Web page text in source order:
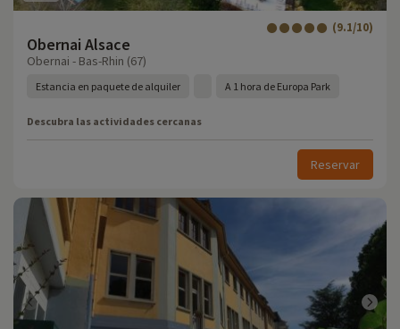
Obernai Alsace
(9.1/10)
Obernai - Bas-Rhin (67)
Estancia en paquete de alquiler A 1 hora de Europa Park
Descubra las actividades cercanas
Reservar